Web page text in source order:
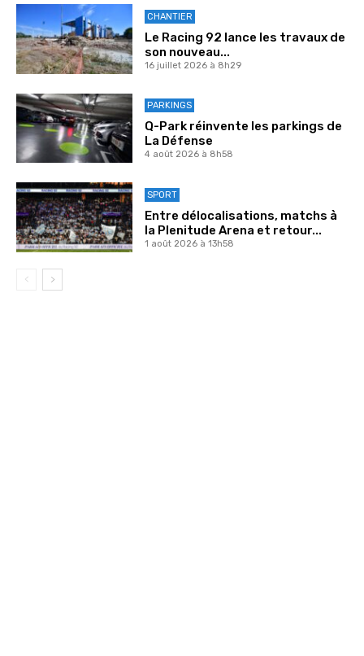
CHANTIER
Le Racing 92 lance les travaux de
son nouveau...
16 juillet 2026 à 8h29
PARKINGS
Q-Park réinvente les parkings de
La Défense
4 août 2026 à 8h58
SPORT
Entre délocalisations, matchs à
la Plenitude Arena et retour...
1 août 2026 à 13h58